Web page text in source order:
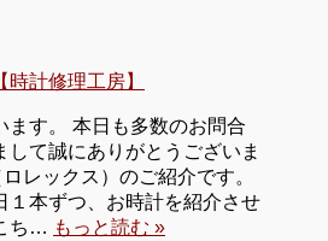
時計修理工房】
ます。 本日も多数のお問合
て誠にありがとうございま
レックス）のご紹介です。
１本ずつ、お時計を紹介させ
ち… もっと読む »